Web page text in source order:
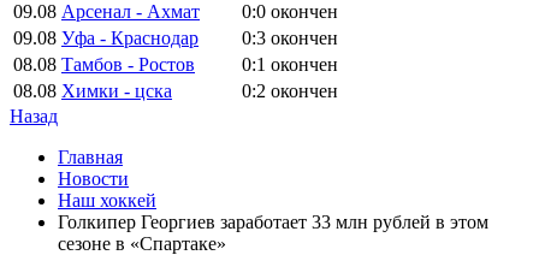
09.08 Арсенал - Ахмат 0:0 окончен
09.08 Уфа - Краснодар 0:3 окончен
08.08 Тамбов - Ростов 0:1 окончен
08.08 Химки - цска 0:2 окончен
Назад
Главная
Новости
Наш хоккей
Голкипер Георгиев заработает 33 млн рублей в этом
сезоне в «Спартаке»